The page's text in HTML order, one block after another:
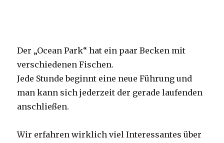
Der „Ocean Park“ hat ein paar Becken mit
verschiedenen Fischen.
Jede Stunde beginnt eine neue Führung und
man kann sich jederzeit der gerade laufenden
anschließen.
Wir erfahren wirklich viel Interessantes über